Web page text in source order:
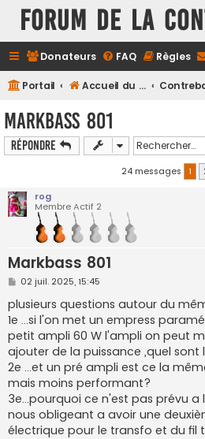
FORUM DE LA
Donateurs FAQ Règles
Portail Accueil du forum
Markbass 801
Répondre
24 messages 1
rog
Membre Actif 2
Markbass 801
M
s
s
a
g
e
02 juil. 2025, 15:45
plusieurs questions autour du
1e ...si l'on met un empress
petit ampli 60 W l'ampli on peut
ajouter de la puissance ,quel sont
2e ...et un pré ampli est ce la
mais moins performant?
3e...pourquoi ce n'est pas prévu a
nous obligeant a avoir une
électrique pour le transfo et du fil